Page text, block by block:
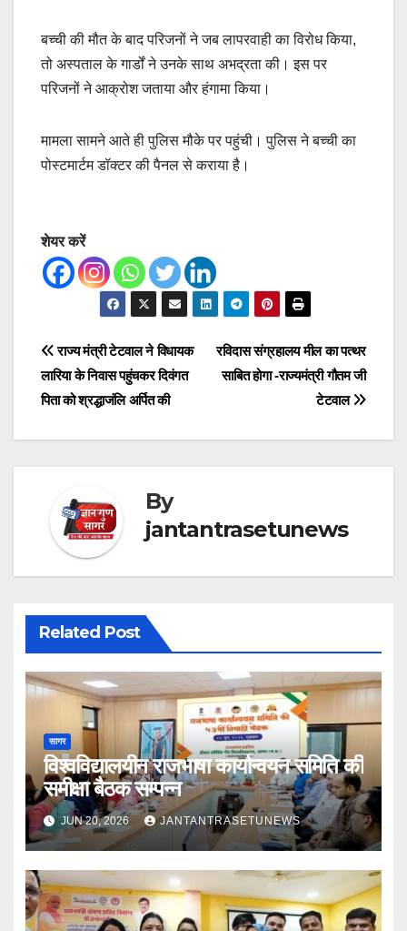
बच्ची की मौत के बाद परिजनों ने जब लापरवाही का विरोध किया,
तो अस्पताल के गार्डों ने उनके साथ अभद्रता की। इस पर
परिजनों ने आक्रोश जताया और हंगामा किया।
मामला सामने आते ही पुलिस मौके पर पहुंची। पुलिस ने बच्ची का
पोस्टमार्टम डॉक्टर की पैनल से कराया है।
शेयर करें
Post
navigation
रविदास संग्रहालय मील का पत्थर
साबित होगा -राज्यमंत्री गौतम जी
टेटवाल
राज्य मंत्री टेटवाल ने विधायक
लारिया के निवास पहुंचकर दिवंगत
पिता को श्रद्धाजंलि अर्पित की
By
jantantrasetunews
Related Post
सागर
विश्वविद्यालयीन राजभाषा कार्यान्वयन समिति की
समीक्षा बैठक सम्पन्न
JUN 20, 2026 JANTANTRASETUNEWS